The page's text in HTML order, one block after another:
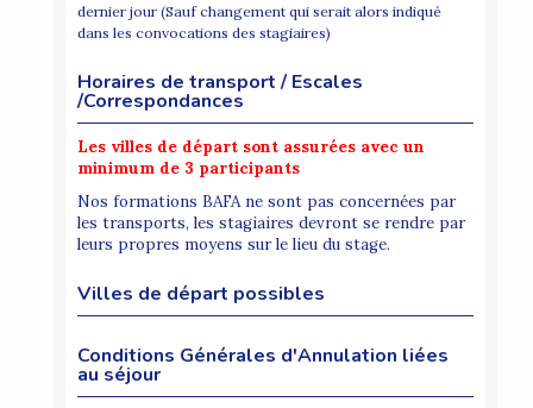
dernier jour (Sauf changement qui serait alors indiqué
dans les convocations des stagiaires)
Horaires de transport / Escales
/Correspondances
Les villes de départ sont assurées avec un
minimum de 3 participants
Nos formations BAFA ne sont pas concernées par
les transports, les stagiaires devront se rendre par
leurs propres moyens sur le lieu du stage.
Villes de départ possibles
Conditions Générales d'Annulation liées
au séjour